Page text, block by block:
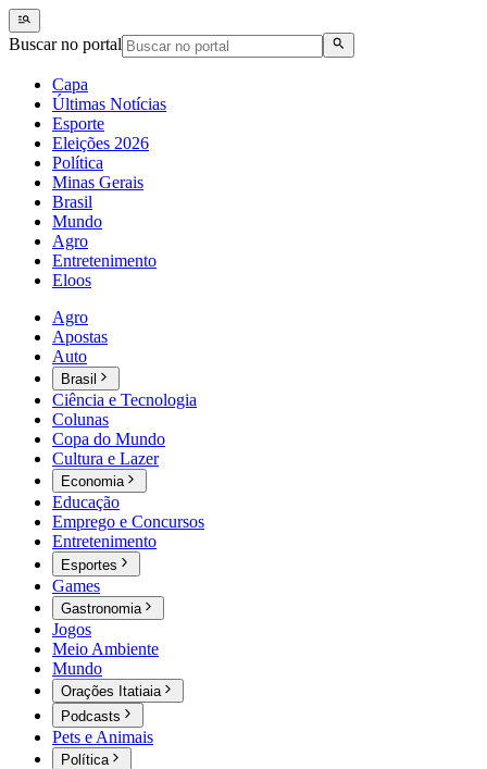
Buscar no portal
Capa
Últimas Notícias
Esporte
Eleições 2026
Política
Minas Gerais
Brasil
Mundo
Agro
Entretenimento
Eloos
Agro
Apostas
Auto
Brasil
Ciência e Tecnologia
Colunas
Copa do Mundo
Cultura e Lazer
Economia
Educação
Emprego e Concursos
Entretenimento
Esportes
Games
Gastronomia
Jogos
Meio Ambiente
Mundo
Orações Itatiaia
Podcasts
Pets e Animais
Política